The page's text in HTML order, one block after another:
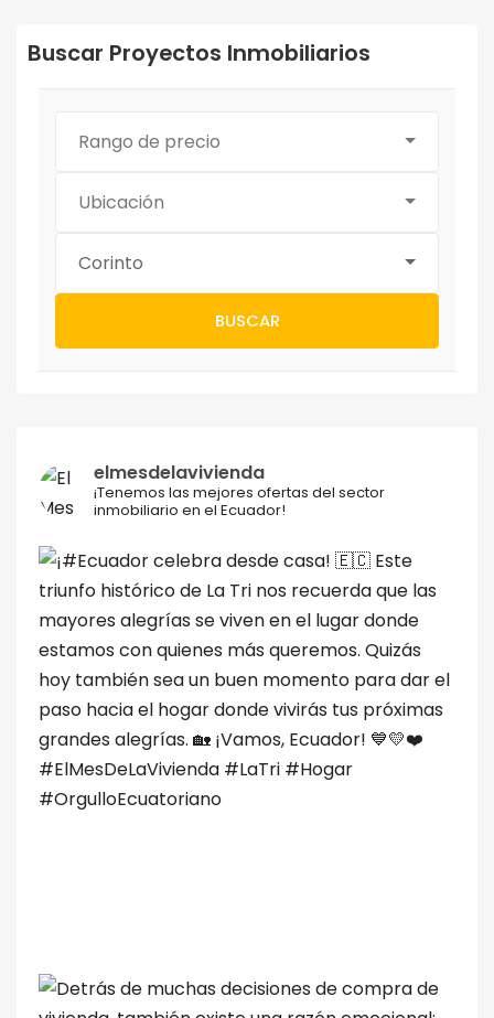
Buscar Proyectos Inmobiliarios
Rango de precio
Ubicación
Corinto
BUSCAR
elmesdelavivienda
¡Tenemos las mejores ofertas del sector
inmobiliario en el Ecuador!